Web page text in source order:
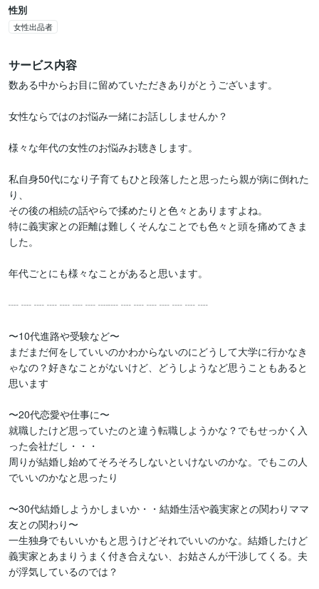
性別
女性出品者
サービス内容
数ある中からお目に留めていただきありがとうございます。
女性ならではのお悩み一緒にお話ししませんか？
様々な年代の女性のお悩みお聴きします。
私自身50代になり子育てもひと段落したと思ったら親が病に倒れた
り、
その後の相続の話やらで揉めたりと色々とありますよね。
特に義実家との距離は難しくそんなことでも色々と頭を痛めてきま
した。
年代ごとにも様々なことがあると思います。
┈ ┈ ┈ ┈ ┈ ┈ ┈ ┈┈ ┈ ┈ ┈ ┈ ┈ ┈ ┈
〜10代進路や受験など〜
まだまだ何をしていいのかわからないのにどうして大学に行かなき
ゃなの？好きなことがないけど、どうしようなど思うこともあると
思います
〜20代恋愛や仕事に〜
就職したけど思っていたのと違う転職しようかな？でもせっかく入
った会社だし・・・
周りが結婚し始めてそろそろしないといけないのかな。でもこの人
でいいのかなと思ったり
〜30代結婚しようかしまいか・・結婚生活や義実家との関わりママ
友との関わり〜
一生独身でもいいかもと思うけどそれでいいのかな。結婚したけど
義実家とあまりうまく付き合えない、お姑さんが干渉してくる。夫
が浮気しているのでは？